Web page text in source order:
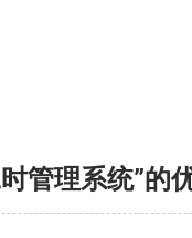
管理系统”的